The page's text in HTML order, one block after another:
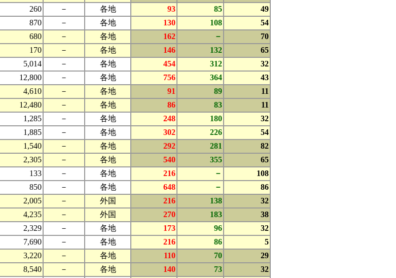
260 － 各地 93 85
49
870 － 各地 130 108 54
680 － 各地 162 －
70
170 － 各地 146 132
65
5,014 － 各地 454 312
32
12,800 － 各地 756 364
43
4,610 － 各地 91 89
11
12,480 － 各地 86 83
11
1,285 － 各地 248 180
32
1,885 － 各地 302 226
54
1,540 － 各地 292 281
82
2,305 － 各地 540 355 65
133 － 各地 216 －
108
850 － 各地 648 － 86
2,005 － 外国 216 138
32
4,235 － 外国 270 183
38
2,329 － 各地 173 96
32
7,690 － 各地 216 86
5
3,220 － 各地 110 70
29
8,540 － 各地 140 73 32